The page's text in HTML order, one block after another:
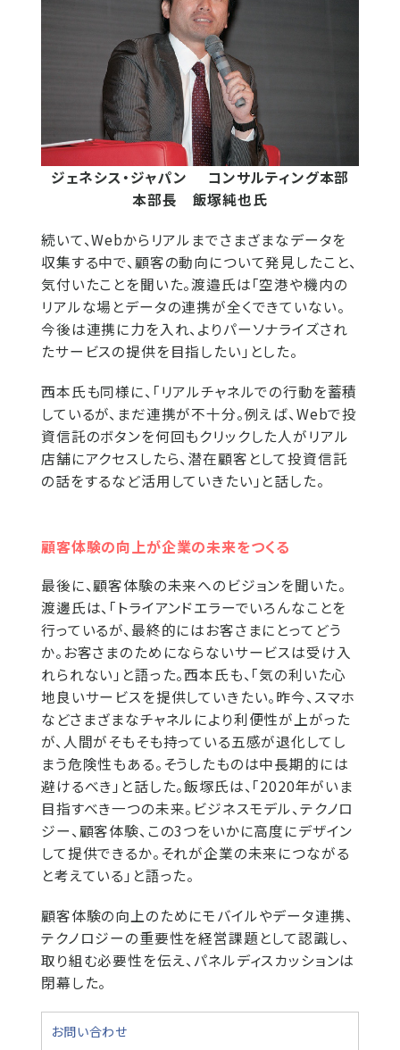
ジェネシス・ジャパン コンサルティング本部
本部長 飯塚純也氏
続いて、Webからリアルまでさまざまなデータを
収集する中で、顧客の動向について発見したこと、
気付いたことを聞いた。渡邉氏は「空港や機内の
リアルな場とデータの連携が全くできていない。
今後は連携に力を入れ、よりパーソナライズされ
たサービスの提供を目指したい」とした。
西本氏も同様に、「リアルチャネルでの行動を蓄積
しているが、まだ連携が不十分。例えば、Webで投
資信託のボタンを何回もクリックした人がリアル
店舗にアクセスしたら、潜在顧客として投資信託
の話をするなど活用していきたい」と話した。
顧客体験の向上が企業の未来をつくる
最後に、顧客体験の未来へのビジョンを聞いた。
渡邊氏は、「トライアンドエラーでいろんなことを
行っているが、最終的にはお客さまにとってどう
か。お客さまのためにならないサービスは受け入
れられない」と語った。西本氏も、「気の利いた心
地良いサービスを提供していきたい。昨今、スマホ
などさまざまなチャネルにより利便性が上がった
が、人間がそもそも持っている五感が退化してし
まう危険性もある。そうしたものは中長期的には
避けるべき」と話した。飯塚氏は、「2020年がいま
目指すべき一つの未来。ビジネスモデル、テクノロ
ジー、顧客体験、この3つをいかに高度にデザイン
して提供できるか。それが企業の未来につながる
と考えている」と語った。
顧客体験の向上のためにモバイルやデータ連携、
テクノロジーの重要性を経営課題として認識し、
取り組む必要性を伝え、パネルディスカッションは
閉幕した。
お問い合わせ